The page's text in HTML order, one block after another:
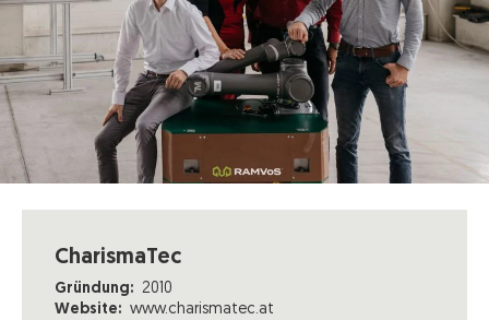
CharismaTec
Gründung: 2010
Website: www.charismatec.at